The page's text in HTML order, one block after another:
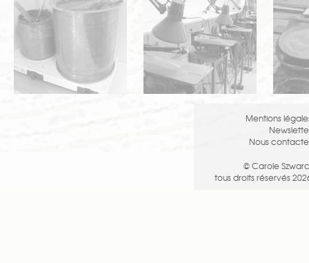
Mentions
Nous
© Carole
tous droits réservés